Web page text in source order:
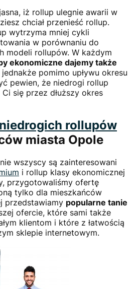
iż rollup ulegnie awarii w
chciał przenieść rollup.
wytrzyma mniej cykli
w porównaniu do
modeli rollupów. W każdym
ekonomiczne dajemy także
jednakże pomimo upływu okresu
pewien, że niedrogi rollup
się przez dłuższy okres
niedrogich rollupów
miasta Opole
wszyscy są zainteresowani
i rollup klasy ekonomicznej
przygotowaliśmy ofertę
tylko dla mieszkańców
przedstawiamy popularne tanie
ofercie, które sami także
klientom i które z łatwością
sklepie internetowym.